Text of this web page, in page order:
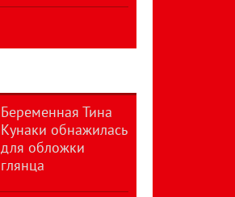
Беременная Тина
Кунаки обнажилась
для обложки
глянца